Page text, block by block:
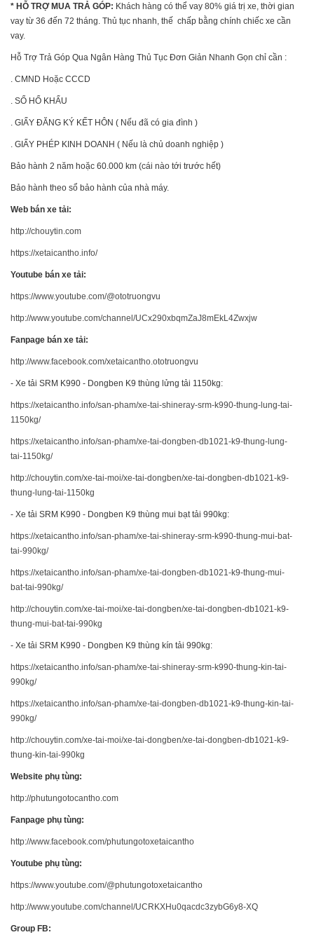
* HỖ TRỢ MUA TRẢ GÓP: Khách hàng có thể vay 80% giá trị xe, thời gian
vay từ 36 đến 72 tháng. Thủ tục nhanh, thế chấp bằng chính chiếc xe cần
vay.
Hỗ Trợ Trả Góp Qua Ngân Hàng Thủ Tục Đơn Giản Nhanh Gọn chỉ cần :
. CMND Hoặc CCCD
. SỔ HỔ KHẨU
. GIẤY ĐĂNG KÝ KẾT HÔN ( Nếu đã có gia đình )
. GIẤY PHÉP KINH DOANH ( Nếu là chủ doanh nghiệp )
Bảo hành 2 năm hoặc 60.000 km (cái nào tới trước hết)
Bảo hành theo sổ bảo hành của nhà máy.
Web bán xe tải:
http://chouytin.com
https://xetaicantho.info/
Youtube bán xe tải:
https://www.youtube.com/@ototruongvu
http://www.youtube.com/channel/UCx290xbqmZaJ8mEkL4Zwxjw
Fanpage bán xe tải:
http://www.facebook.com/xetaicantho.ototruongvu
- Xe tải SRM K990 - Dongben K9 thùng lửng tải 1150kg:
https://xetaicantho.info/san-pham/xe-tai-shineray-srm-k990-thung-lung-tai-
1150kg/
https://xetaicantho.info/san-pham/xe-tai-dongben-db1021-k9-thung-lung-
tai-1150kg/
http://chouytin.com/xe-tai-moi/xe-tai-dongben/xe-tai-dongben-db1021-k9-
thung-lung-tai-1150kg
- Xe tải SRM K990 - Dongben K9 thùng mui bạt tải 990kg:
https://xetaicantho.info/san-pham/xe-tai-shineray-srm-k990-thung-mui-bat-
tai-990kg/
https://xetaicantho.info/san-pham/xe-tai-dongben-db1021-k9-thung-mui-
bat-tai-990kg/
http://chouytin.com/xe-tai-moi/xe-tai-dongben/xe-tai-dongben-db1021-k9-
thung-mui-bat-tai-990kg
- Xe tải SRM K990 - Dongben K9 thùng kín tải 990kg:
https://xetaicantho.info/san-pham/xe-tai-shineray-srm-k990-thung-kin-tai-
990kg/
https://xetaicantho.info/san-pham/xe-tai-dongben-db1021-k9-thung-kin-tai-
990kg/
http://chouytin.com/xe-tai-moi/xe-tai-dongben/xe-tai-dongben-db1021-k9-
thung-kin-tai-990kg
Website phụ tùng:
http://phutungotocantho.com
Fanpage phụ tùng:
http://www.facebook.com/phutungotoxetaicantho
Youtube phụ tùng:
https://www.youtube.com/@phutungotoxetaicantho
http://www.youtube.com/channel/UCRKXHu0qacdc3zybG6y8-XQ
Group FB: